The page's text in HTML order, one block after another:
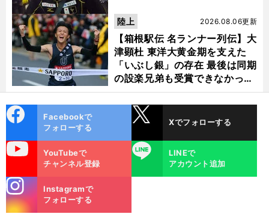
【箱根駅伝 名ランナー列伝】大
津顕杜 東洋大黄金期を支えた
「いぶし銀」の存在 最後は同期
の設楽兄弟も受賞できなかった
金栗杯に輝く
2026.08.06更新
陸上
ok
Facebookで
フォローする
Xでフォローする
YouTubeで
チャンネル登録
LINE
LINEで
アカウント追加
m
Instagramで
フォローする